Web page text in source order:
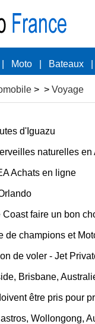
Moto Bateaux
> > Voyage
d'Iguazu
naturelles en
Achats en ligne
faire un bon
de champions et
de voler - Jet
Brisbane,
être pris pour
Wollongong,